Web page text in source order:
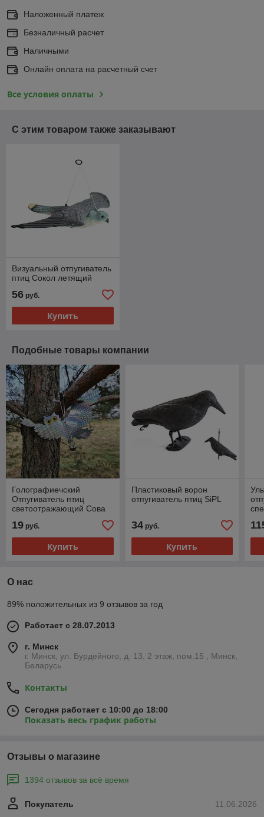
Наложенный платеж
Безналичный расчет
Наличными
Онлайн оплата на расчетный счет
Все условия оплаты
С этим товаром также заказывают
Визуальный отпугиватель
птиц Сокол летящий
56 руб.
Купить
Подобные товары компании
Голографиечский
Отпугиватель птиц
светоотражающий Сова
19 руб.
Купить
Пластиковый ворон
отпугиватель птиц SiPL
34руб.
Купить
О нас
89% положительных из 9 отзывов за год
Работает с 28.07.2013
г. Минск
г. Минск, ул. Бурдейного, д. 13, 2 этаж, пом.15 , Минск,
Беларусь
Контакты
Сегодня работает с 10:00 до 18:00
Показать весь график работы
Отзывы о магазине
1394 отзывов за всё время
11.06.2026
Покупатель